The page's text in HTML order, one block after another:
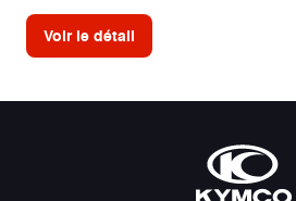
Voir le détail